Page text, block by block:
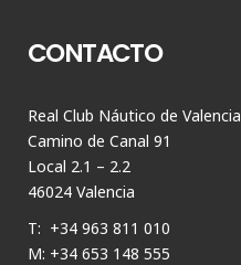
CONTACTO
Real Club Náutico de Valencia
Camino de Canal 91
Local 2.1 – 2.2
46024 Valencia
T: +34 963 811 010
M: +34 653 148 555